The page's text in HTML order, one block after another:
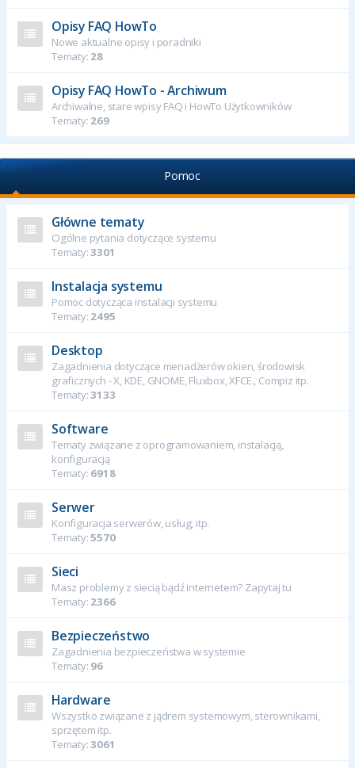
Opisy FAQ HowTo
Nowe aktualne opisy i poradniki
Tematy: 28
Opisy FAQ HowTo - Archiwum
Archiwalne, stare wpisy FAQ i HowTo Użytkowników
Tematy: 269
Pomoc
Główne tematy
Ogólne pytania dotyczące systemu
Tematy:3301
Instalacja systemu
Pomoc dotycząca instalacji systemu
Tematy: 2495
Desktop
Zagadnienia dotyczące menadżerów okien, środowisk
graficznych - X, KDE, GNOME, Fluxbox, XFCE., Compiz itp.
Tematy:3133
Software
Tematy związane z oprogramowaniem, instalacją,
konfiguracją
Tematy: 6918
Serwer
Konfiguracja serwerów, usług, itp.
Tematy:5570
Sieci
Masz problemy z siecią bądź internetem? Zapytaj tu
Tematy: 2366
Bezpieczeństwo
Zagadnienia bezpieczeństwa w systemie
Tematy: 96
Hardware
Wszystko związane z jądrem systemowym, sterownikami,
sprzętem itp.
Tematy:3061